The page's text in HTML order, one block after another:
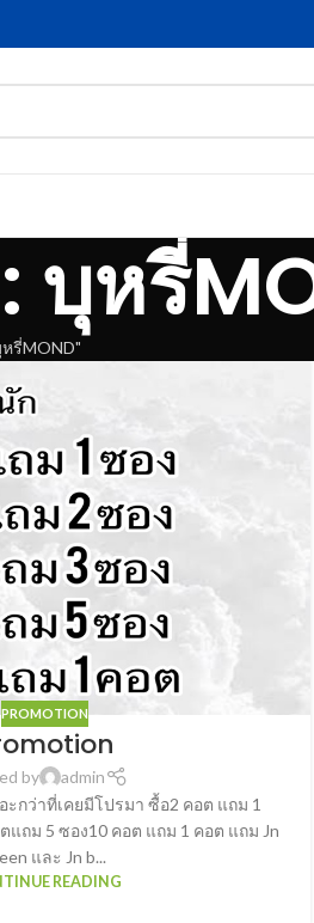
หรี่
รี่MOND"
PROMOTION
by
admin
กว่าที่เคยมีโปรมา ซื้อ2 คอต แถม 1
แถม 5 ซอง10 คอต แถม 1 คอต แถม Jn
และ Jn b...
READING